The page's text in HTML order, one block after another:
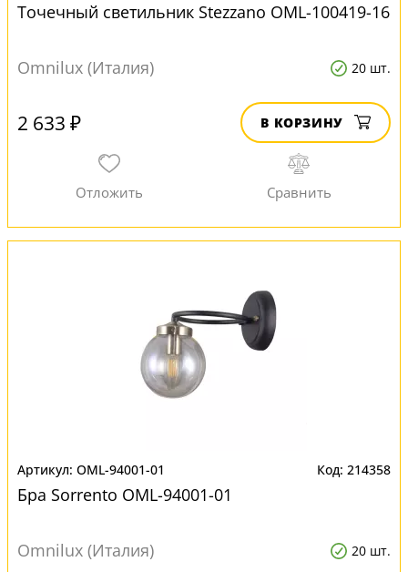
Точечный светильник Stezzano OML-100419-16
Omnilux (Италия) 20 шт.
2 633 ₽ В КОРЗИНУ
OML-94001-01 214358
Бра Sorrento OML-94001-01
Omnilux (Италия) 20 шт.